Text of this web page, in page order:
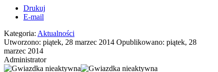
Drukuj
E-mail
Kategoria: Aktualności
Utworzono: piątek, 28 marzec 2014 Opublikowano: piątek, 28
marzec 2014
Administrator